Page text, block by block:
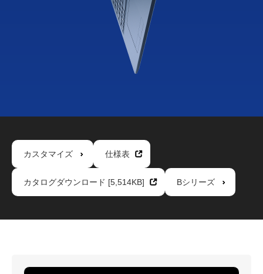
カスタマイズ 仕様表
カタログダウンロード [5,514KB] Bシリーズ